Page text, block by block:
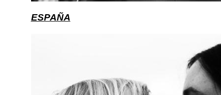
ESPAÑA